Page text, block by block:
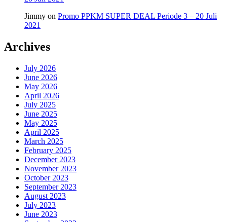
Jimmy on Promo PPKM SUPER DEAL Periode 3 – 20 Juli
2021
Archives
July 2026
June 2026
May 2026
April 2026
July 2025
June 2025
May 2025
April 2025
March 2025
February 2025
December 2023
November 2023
October 2023
September 2023
August 2023
July 2023
June 2023